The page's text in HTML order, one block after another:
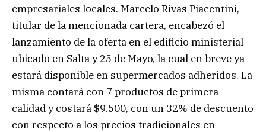
empresariales locales. Marcelo Rivas Piacentini,
titular de la mencionada cartera, encabezó el
lanzamiento de la oferta en el edificio ministerial
ubicado en Salta y 25 de Mayo, la cual en breve ya
estará disponible en supermercados adheridos. La
misma contará con 7 productos de primera
calidad y costará $9.500, con un 32% de descuento
con respecto a los precios tradicionales en